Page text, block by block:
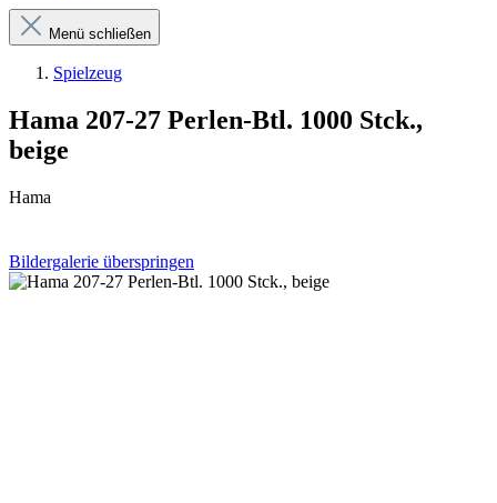
Menü schließen
Spielzeug
Hama 207-27 Perlen-Btl. 1000 Stck.,
beige
Hama
Bildergalerie überspringen